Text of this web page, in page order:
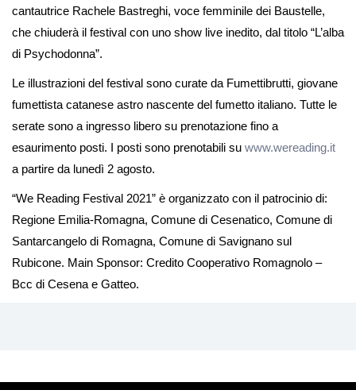
cantautrice Rachele Bastreghi, voce femminile dei Baustelle,
che chiuderà il festival con uno show live inedito, dal titolo “L’alba
di Psychodonna”.
Le illustrazioni del festival sono curate da Fumettibrutti, giovane
fumettista catanese astro nascente del fumetto italiano. Tutte le
serate sono a ingresso libero su prenotazione fino a
esaurimento posti. I posti sono prenotabili su www.wereading.it
a partire da lunedì 2 agosto.
“We Reading Festival 2021” è organizzato con il patrocinio di:
Regione Emilia-Romagna, Comune di Cesenatico, Comune di
Santarcangelo di Romagna, Comune di Savignano sul
Rubicone. Main Sponsor: Credito Cooperativo Romagnolo –
Bcc di Cesena e Gatteo.